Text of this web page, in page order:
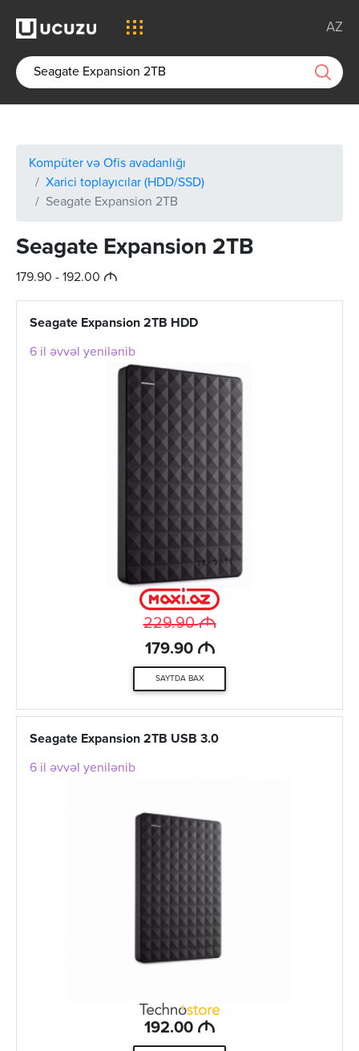
AZ
Kompüter və Ofis avadanlığı
Xarici toplayıcılar (HDD/SSD)
Seagate Expansion 2TB
Seagate Expansion 2TB
179.90 - 192.00 M
Seagate Expansion 2TB HDD
6 il əvvəl yenilənib
229.90M
179.90 M
SAYTDA BAX
Seagate Expansion 2TB USB 3.0
6 il əvvəl yenilənib
192.00 M